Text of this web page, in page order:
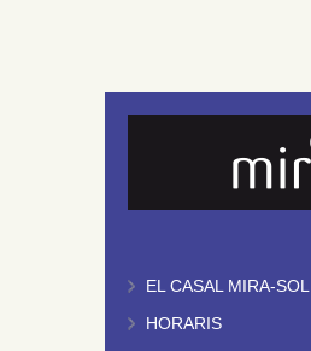
EL CASAL MIRA-SOL
HORARIS